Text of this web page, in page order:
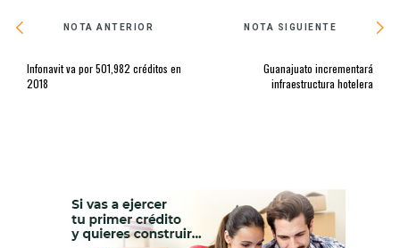
NOTA ANTERIOR
Infonavit va por 501,982 créditos en
2018
NOTA SIGUIENTE
Guanajuato incrementará
infraestructura hotelera